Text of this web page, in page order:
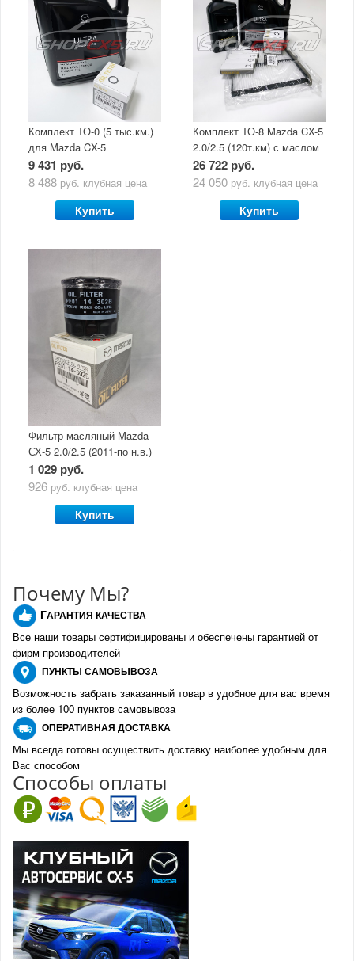
Комплект ТО-0 (5 тыс.км.)
для Mazda CX-5
(двигатель 2.0/2.5) с
маслом Mazda Original Oil
9 431 руб.
8 488 руб. клубная цена
Купить
Комплект ТО-8 Mazda CX-5
2.0/2.5 (120т.км) с маслом
Mazda Original Oil Ultra
5W30
26 722 руб.
24 050 руб. клубная цена
Купить
Фильтр масляный Mazda
СХ-5 2.0/2.5 (2011-по н.в.)
1 029 руб.
926 руб. клубная цена
Купить
Почему Мы?
ГАРАНТИЯ КАЧЕСТВА
Все наши товары сертифицированы и обеспечены гарантией от
фирм-производителей
ПУНКТЫ САМОВЫВОЗА
Возможность забрать заказанный товар в удобное для вас время
из более 100 пунктов самовывоза
ОПЕРАТИВНАЯ ДОСТАВКА
Мы всегда готовы осуществить доставку наиболее удобным для
Вас способом
Способы оплаты